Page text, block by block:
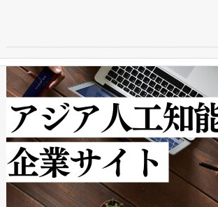
centers. Voltaiqは
からシステム統合、
クルの各段階のデー
[…]
トに対して約600メ
では、反射率10％の
で向上し、最大検知
ットだけで最大1キ
ルの変電所周囲を監
作業と点群処理を簡
Avia 2は、2種類の